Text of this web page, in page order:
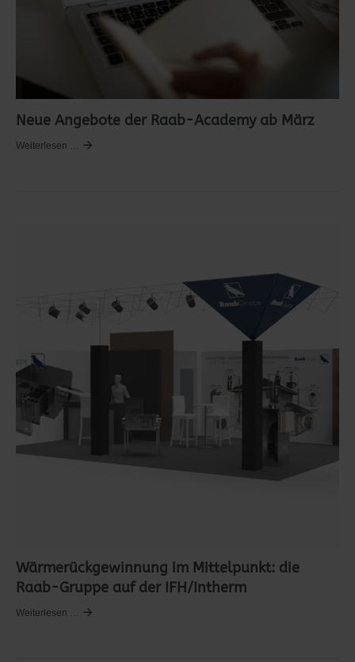
Neue Angebote der Raab-Academy ab März
Weiterlesen …
Wärmerückgewinnung im Mittelpunkt: die
Raab-Gruppe auf der IFH/Intherm
Weiterlesen …